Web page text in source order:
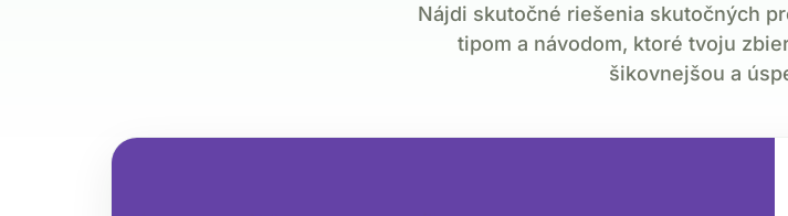
Nájdi skutočné riešenia skutočných
tipom a návodom, ktoré tvoju
šikovnejšou a